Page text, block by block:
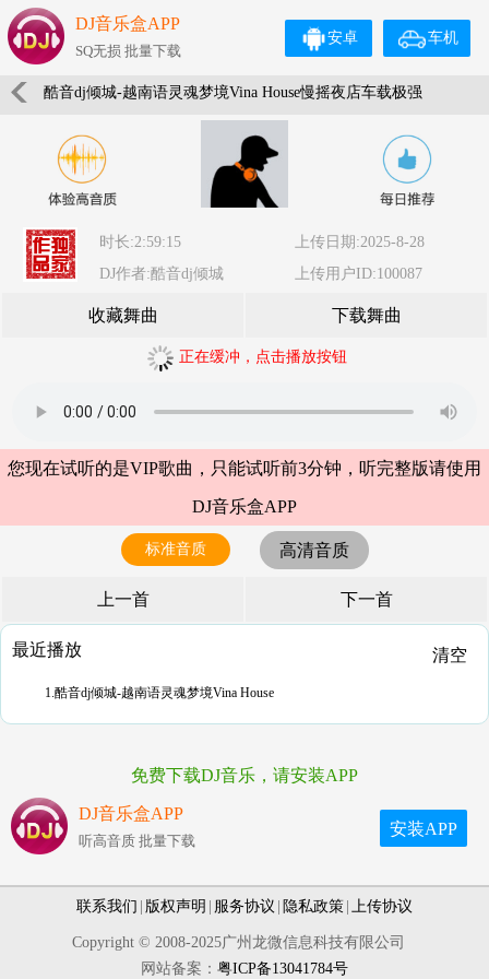
DJ音乐盒APP
SQ无损 批量下载
车机
安卓
酷音dj倾城-越南语灵魂梦境Vina House慢摇夜店车载极强
重低音舞曲串烧
时长:2:59:15
上传日期:2025-8-28
DJ作者:酷音dj倾城
上传用户ID:100087
收藏舞曲 下载舞曲
正在缓冲，点击播放按钮
您现在试听的是VIP歌曲，只能试听前3分钟，听完整版请使用
DJ音乐盒APP
标准音质 高清音质
上一首 下一首
最近播放 清空
1.酷音dj倾城-越南语灵魂梦境Vina House
免费下载DJ音乐，请安装APP
DJ音乐盒APP
听高音质 批量下载
安装APP
联系我们 版权声明 服务协议 隐私政策 上传协议
Copyright © 2008-2025广州龙微信息科技有限公司
网站备案： 粤ICP备13041784号